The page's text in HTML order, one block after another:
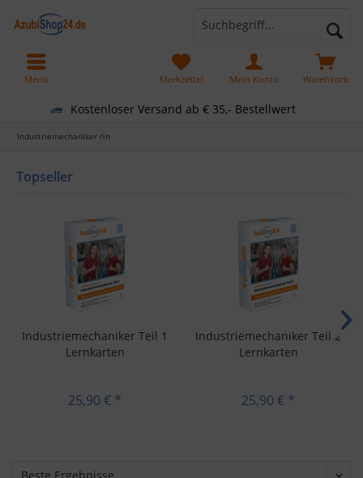
Kostenloser Versand ab € 35,- Bestellwert
Warenkorb
Merkzettel Mein Konto
Menü
Industriemechaniker /in
Topseller
Industriemechaniker Teil 1
Lernkarten
25,90 € *
Industriemechaniker Teil 2
Lernkarten
25,90 € *